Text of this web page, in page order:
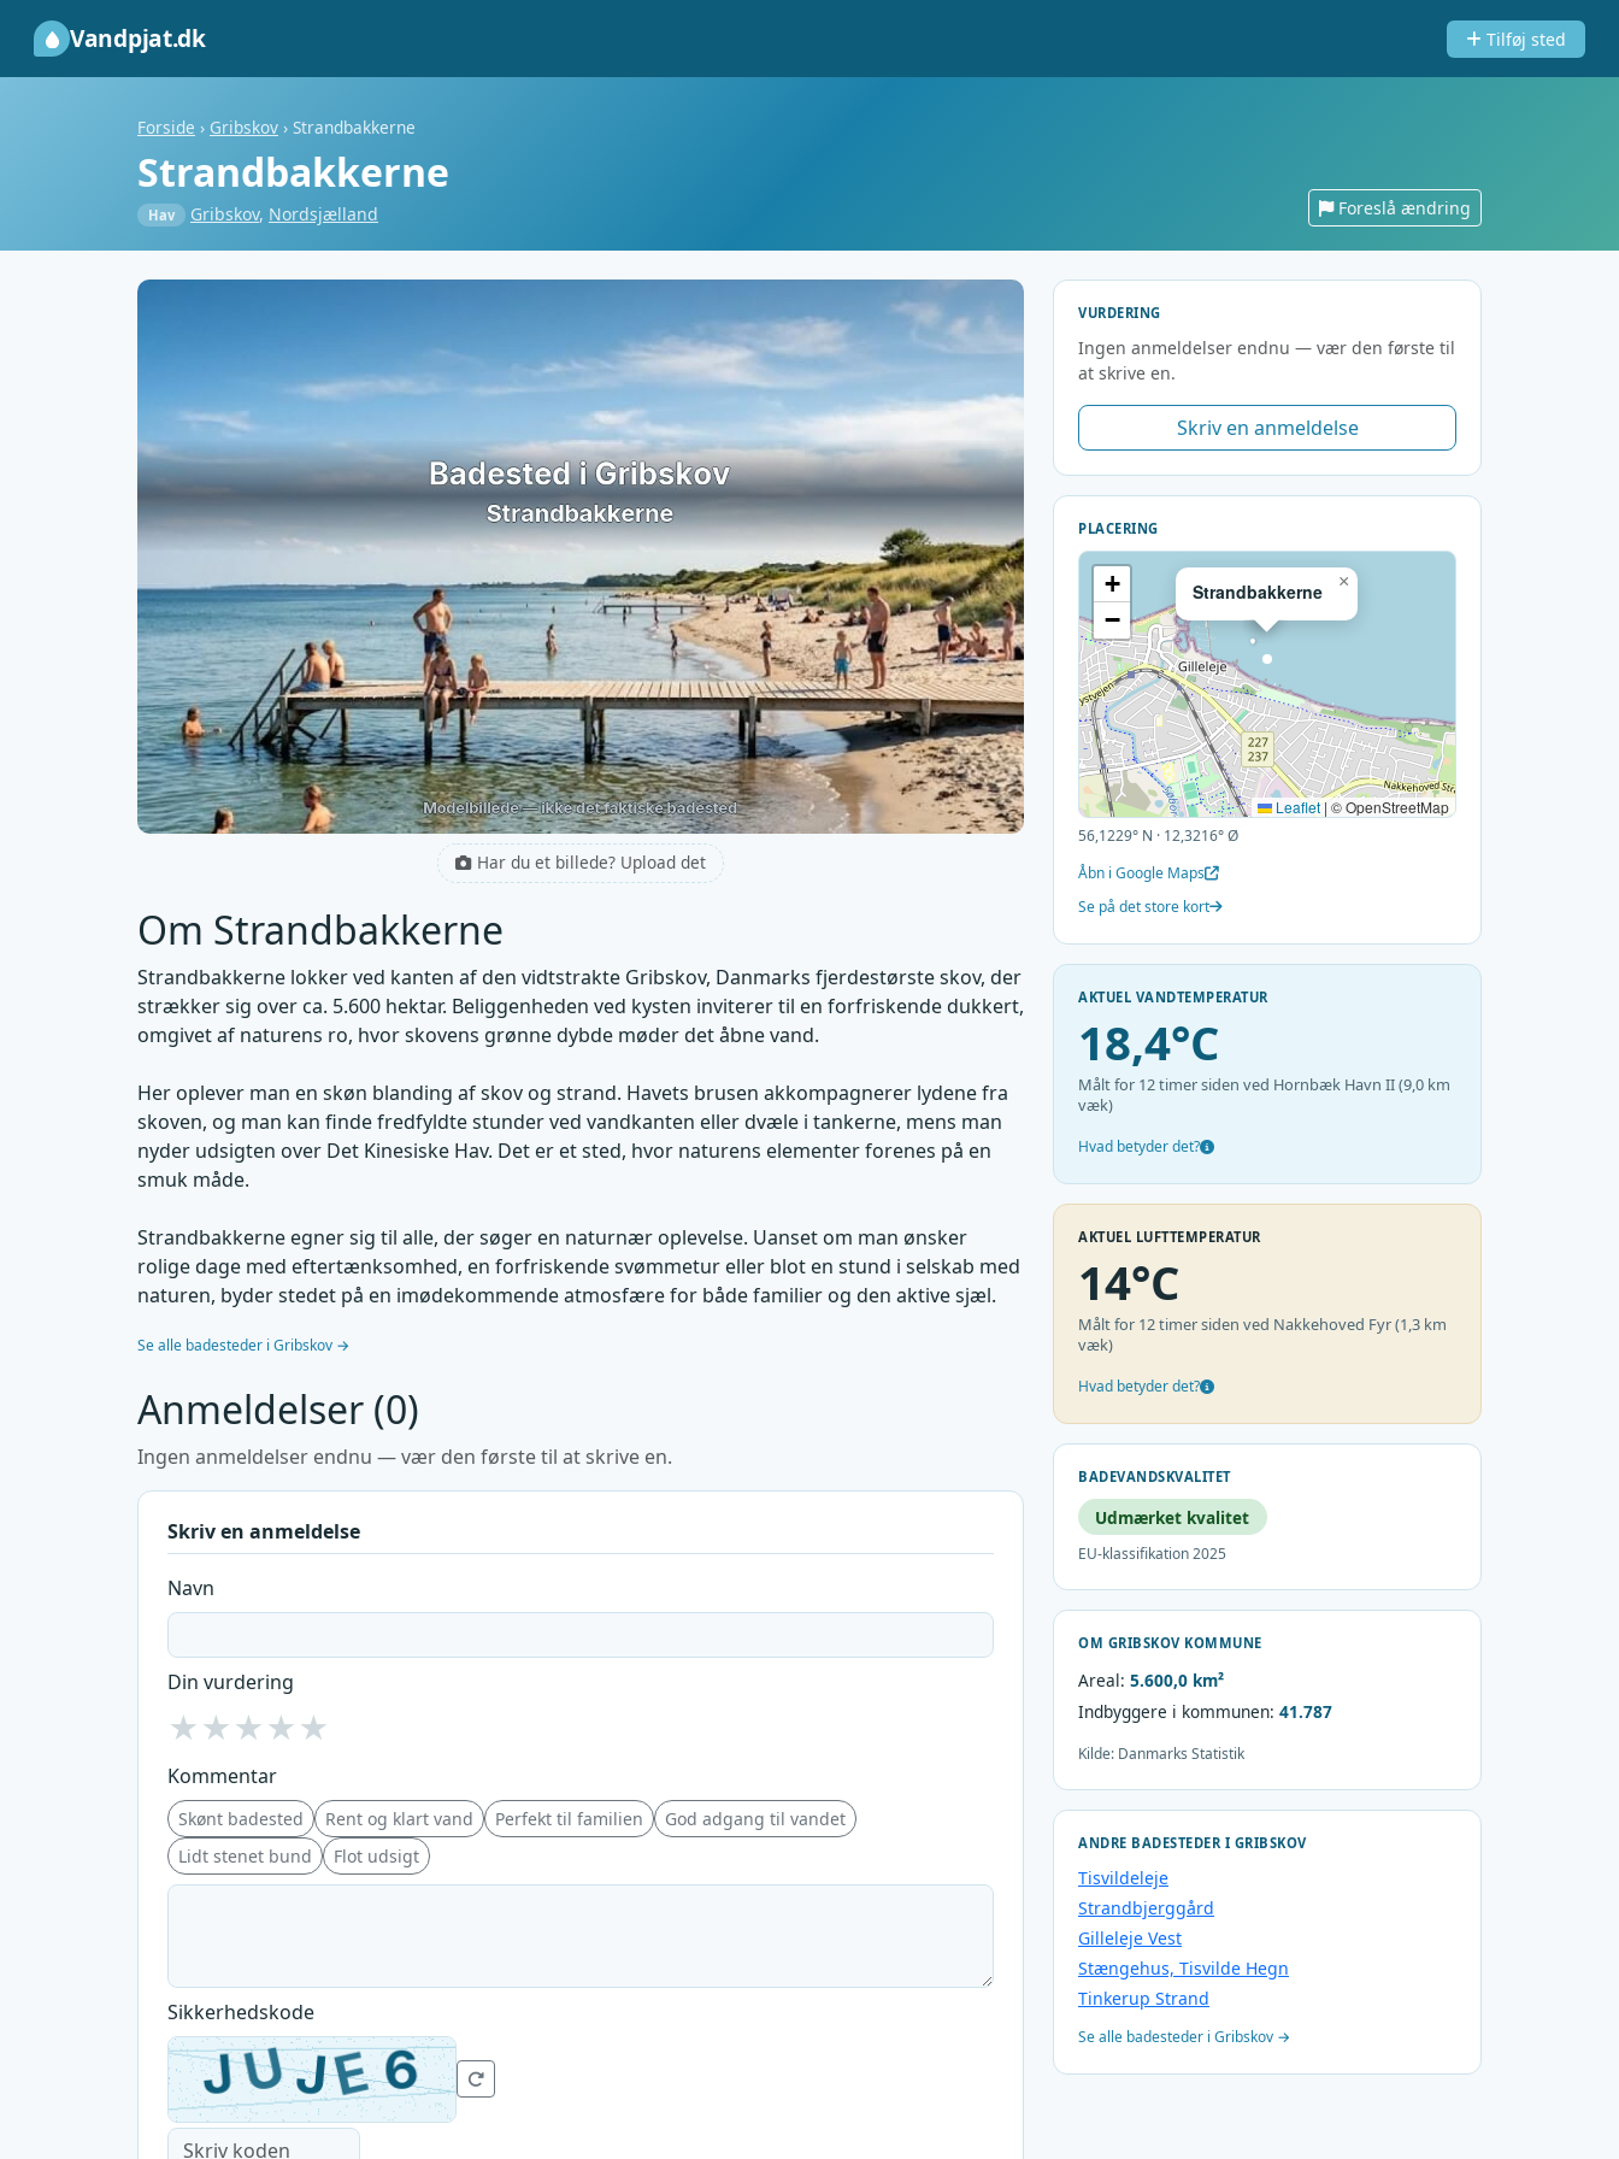
Vandpjat.dk Tilføj sted
Forside › Gribskov › Strandbakkerne
Strandbakkerne
Hav Gribskov, Nordsjælland Foreslå ændring
Har du et billede? Upload det
Om Strandbakkerne
Strandbakkerne lokker ved kanten af den vidtstrakte Gribskov, Danmarks fjerdestørste skov, der
strækker sig over ca. 5.600 hektar. Beliggenheden ved kysten inviterer til en forfriskende dukkert,
omgivet af naturens ro, hvor skovens grønne dybde møder det åbne vand.
Her oplever man en skøn blanding af skov og strand. Havets brusen akkompagnerer lydene fra
skoven, og man kan finde fredfyldte stunder ved vandkanten eller dvæle i tankerne, mens man
nyder udsigten over Det Kinesiske Hav. Det er et sted, hvor naturens elementer forenes på en
smuk måde.
Strandbakkerne egner sig til alle, der søger en naturnær oplevelse. Uanset om man ønsker
rolige dage med eftertænksomhed, en forfriskende svømmetur eller blot en stund i selskab med
naturen, byder stedet på en imødekommende atmosfære for både familier og den aktive sjæl.
Se alle badesteder i Gribskov →
Anmeldelser (0)
Ingen anmeldelser endnu — vær den første til at skrive en.
Skriv en anmeldelse
Navn
Din vurdering
★★★★★
Kommentar
Skønt badested Rent og klart vand Perfekt til familien
God adgang til vandet
Lidt stenet bund
Flot udsigt
Sikkerhedskode
VURDERING
Ingen anmeldelser endnu — vær den første til
at skrive en.
Skriv en anmeldelse
PLACERING
Strandbakkerne ×
+
−
Leaflet|© OpenStreetMap
56,1229° N · 12,3216° Ø
Åbn i Google Maps
Se på det store kort
AKTUEL VANDTEMPERATUR
18,4°C
Målt for 12 timer siden ved Hornbæk Havn II (9,0 km
væk)
Hvad betyder det?
AKTUEL LUFTTEMPERATUR
14°C
Målt for 12 timer siden ved Nakkehoved Fyr (1,3 km
væk)
Hvad betyder det?
BADEVANDSKVALITET
Udmærket kvalitet
EU-klassifikation 2025
OM GRIBSKOV KOMMUNE
Areal: 5.600,0 km²
Indbyggere i kommunen: 41.787
Kilde: Danmarks Statistik
ANDRE BADESTEDER I GRIBSKOV
Tisvildeleje
Strandbjerggård
Gilleleje Vest
Stængehus, Tisvilde Hegn
Tinkerup Strand
Se alle badesteder i Gribskov →